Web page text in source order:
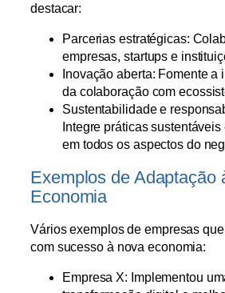
destacar:
Parcerias estratégicas:
empresas, startups e
Inovação aberta: Fomente a
da colaboração com
Sustentabilidade e
Integre práticas
em todos os aspectos do
Exemplos de Adaptação
Economia
Vários exemplos de empresas
com sucesso à nova economia:
Empresa X: Implementou